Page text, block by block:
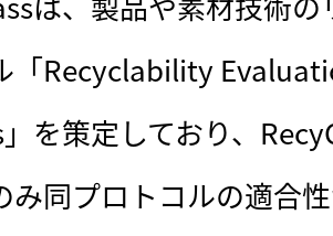
「Recyclability
を策定しており、
み同プロトコルの適合